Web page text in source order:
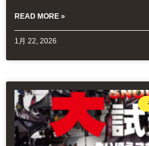
READ MORE »
1月 22, 2026